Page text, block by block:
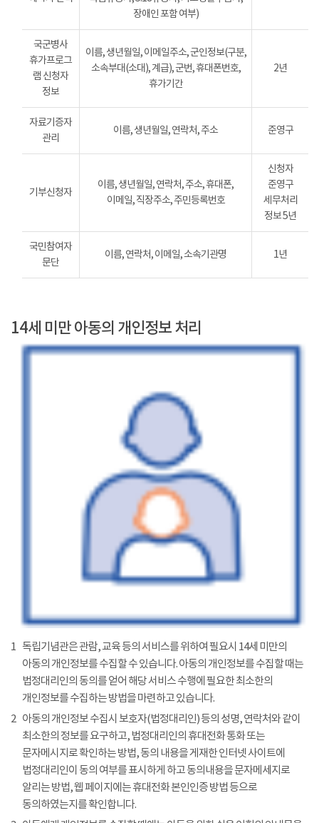
장애인 포함 여부)
국군병사
휴가프로그
램 신청자
정보
이름, 생년월일, 이메일주소, 군인정보(구분,
소속부대(소대), 계급), 군번, 휴대폰번호,
휴가기간
2년
자료기증자
관리
이름, 생년월일, 연락처, 주소 준영구
기부신청자
이름, 생년월일, 연락처, 주소, 휴대폰,
이메일, 직장주소, 주민등록번호
신청자
준영구
세무처리
정보 5년
국민참여자
문단
이름, 연락처, 이메일, 소속기관명 1년
14세 미만 아동의 개인정보 처리
1 독립기념관은 관람, 교육 등의 서비스를 위하여 필요시 14세 미만의
아동의 개인정보를 수집할 수 있습니다. 아동의 개인정보를 수집할 때는
법정대리인의 동의를 얻어 해당 서비스 수행에 필요한 최소한의
개인정보를 수집하는 방법을 마련하고 있습니다.
2 아동의 개인정보 수집시 보호자(법정대리인) 등의 성명, 연락처와 같이
최소한의 정보를 요구하고, 법정대리인의 휴대전화 통화 또는
문자메시지로 확인하는 방법, 동의 내용을 게재한 인터넷 사이트에
법정대리인이 동의 여부를 표시하게 하고 동의내용을 문자메세지로
알리는 방법, 웹 페이지에는 휴대전화 본인인증 방법 등으로
동의하였는지를 확인합니다.